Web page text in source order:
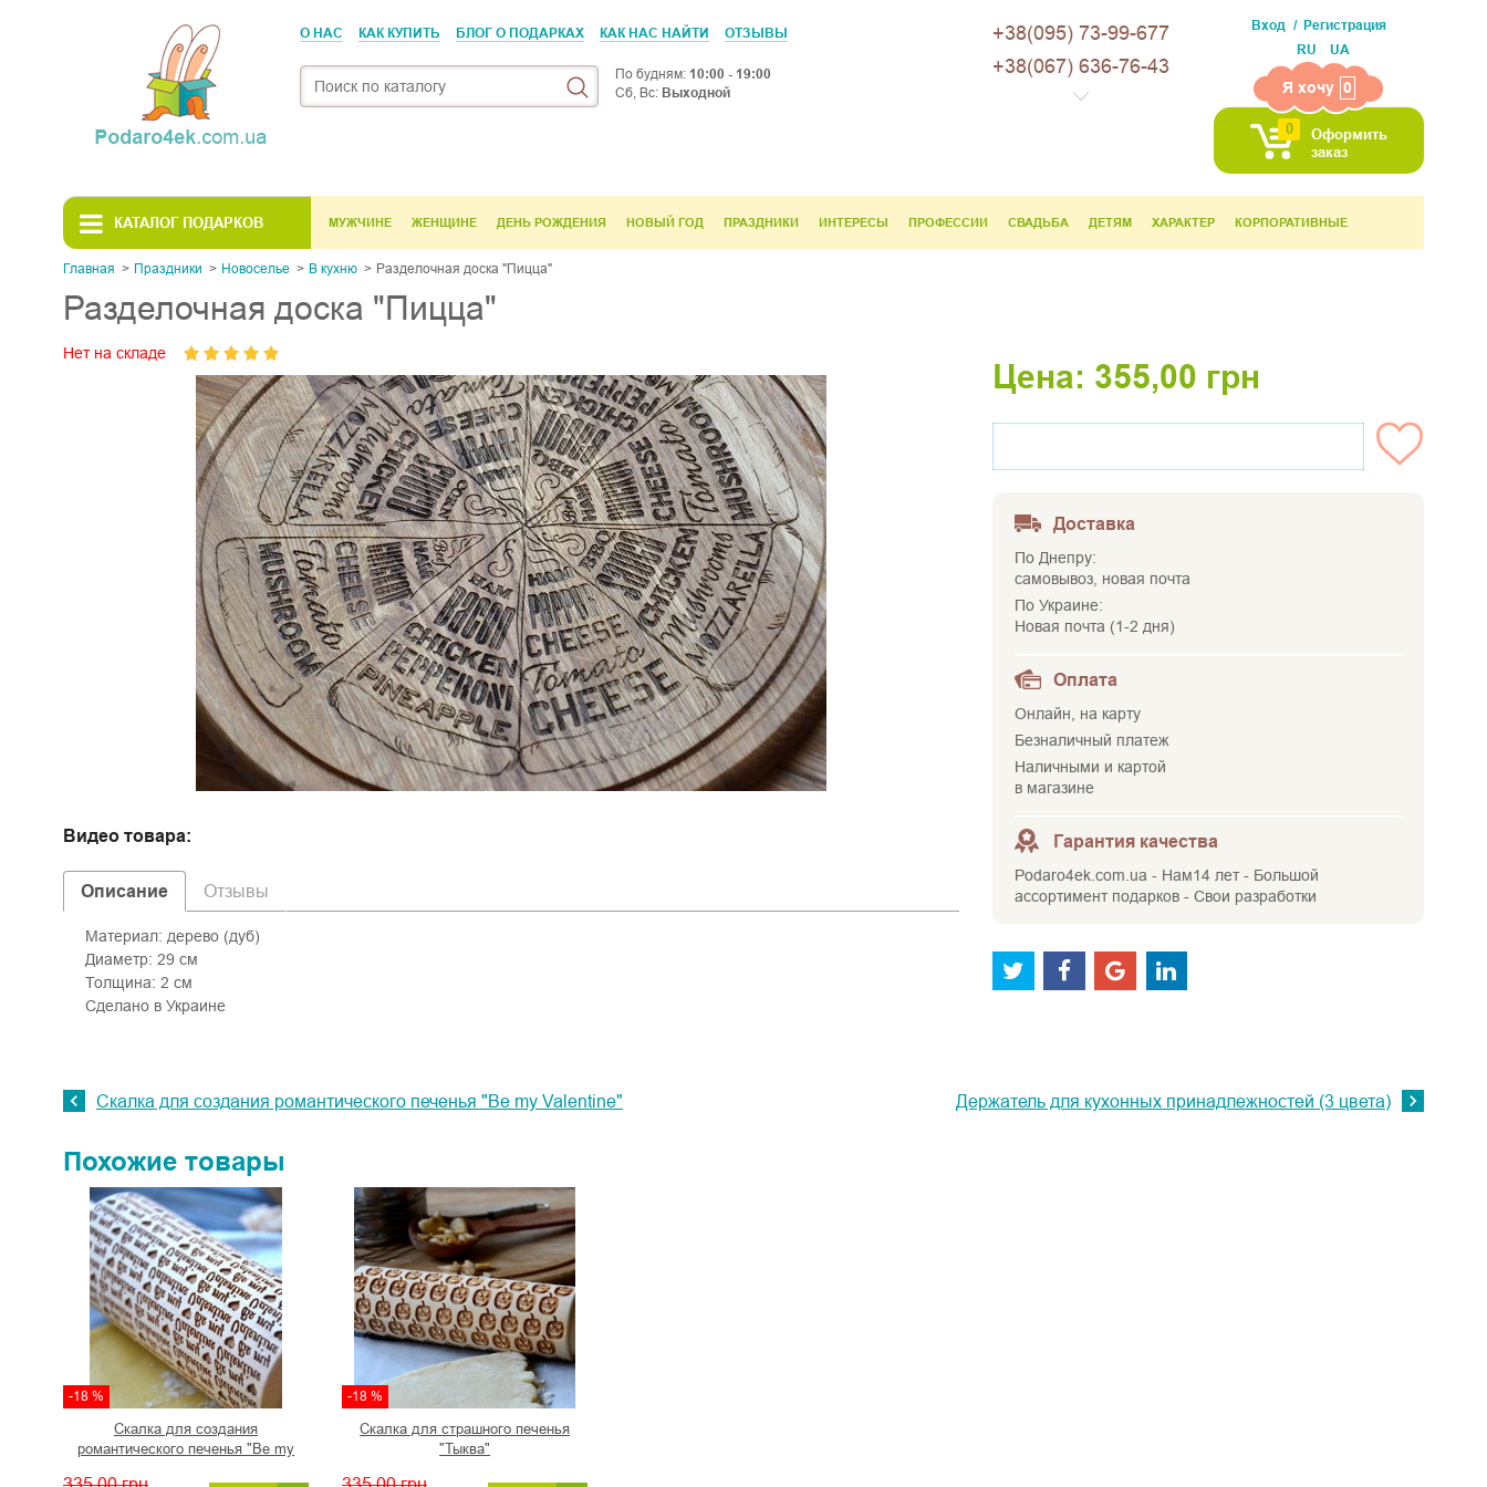
О НАС КАК КУПИТЬ БЛОГ О ПОДАРКАХ КАК НАС НАЙТИ ОТЗЫВЫ
По будням: 10:00 - 19:00
Сб, Вс: Выходной
+38(095) 73-99-677
+38(067) 636-76-43
Вход
Регистрация
RU
UA
Я хочу 0
0
Оформить
заказ
КАТАЛОГ ПОДАРКОВ МУЖЧИНЕ ЖЕНЩИНЕ ДЕНЬ РОЖДЕНИЯ НОВЫЙ ГОД ПРАЗДНИКИ ИНТЕРЕСЫ ПРОФЕССИИ СВАДЬБА ДЕТЯМ ХАРАКТЕР КОРПОРАТИВНЫЕ
Главная Праздники Новоселье В кухню Разделочная доска "Пицца"
Разделочная доска "Пицца"
Нет на складе
Видео товара:
Описание
Материал: дерево (дуб)
Диаметр: 29 см
Толщина: 2 см
Сделано в Украине
Отзывы
Цена: 355,00 грн
Доставка
По Днепру:
самовывоз, новая почта
По Украине:
Новая почта (1-2 дня)
Оплата
Онлайн, на карту
Безналичный платеж
Наличными и картой
в магазине
Гарантия качества
Podaro4ek.com.ua - Нам14 лет - Большой
ассортимент подарков - Свои разработки
Скалка для создания романтического печенья "Be my Valentine" Держатель для кухонных принадлежностей (3 цвета)
Похожие товары
-18 %
Скалка для создания
романтического печенья "Be my
-18 %
Скалка для страшного печенья
"Тыква"